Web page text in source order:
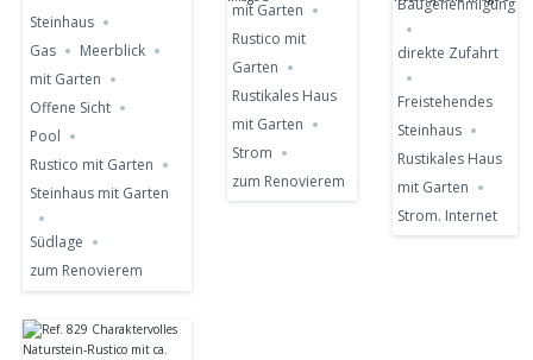
Steinhaus
Gas
Meerblick
mit Garten
Offene Sicht
Pool
Rustico mit Garten
Steinhaus mit Garten
Südlage
zum Renovierem
mit Garten
Rustico mit
Garten
Rustikales Haus
mit Garten
Strom
zum Renovierem
direkte Zufahrt
Freistehendes
Steinhaus
Rustikales Haus
mit Garten
Strom. Internet